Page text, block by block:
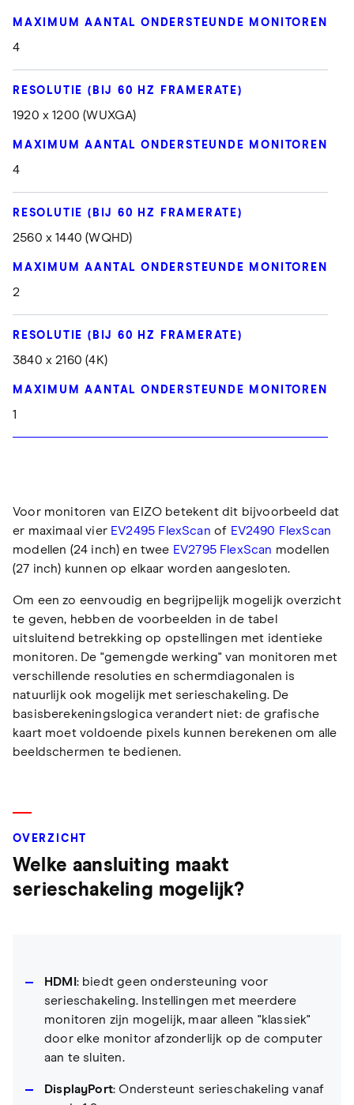
4
1920 x 1200 (WUXGA)
4
2560 x 1440 (WQHD)
2
3840 x 2160 (4K)
1
Voor monitoren van EIZO betekent dit bijvoorbeeld dat
er maximaal vier EV2495 FlexScan of EV2490 FlexScan
modellen (24 inch) en twee EV2795 FlexScan modellen
(27 inch) kunnen op elkaar worden aangesloten.
Om een zo eenvoudig en begrijpelijk mogelijk overzicht
te geven, hebben de voorbeelden in de tabel
uitsluitend betrekking op opstellingen met identieke
monitoren. De "gemengde werking" van monitoren met
verschillende resoluties en schermdiagonalen is
natuurlijk ook mogelijk met serieschakeling. De
basisberekeningslogica verandert niet: de grafische
kaart moet voldoende pixels kunnen berekenen om alle
beeldschermen te bedienen.
OVERZICHT
Welke aansluiting maakt
serieschakeling mogelijk?
HDMI: biedt geen ondersteuning voor
serieschakeling. Instellingen met meerdere
monitoren zijn mogelijk, maar alleen "klassiek"
door elke monitor afzonderlijk op de computer
aan te sluiten.
DisplayPort: Ondersteunt serieschakeling vanaf